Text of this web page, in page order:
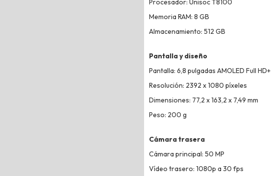
Procesador: Unisoc T8100
Memoria RAM: 8 GB
Almacenamiento: 512 GB
Pantalla y diseño
Pantalla: 6,8 pulgadas AMOLED Full HD+
Resolución: 2392 x 1080 píxeles
Dimensiones: 77,2 x 163,2 x 7,49 mm
Peso: 200 g
Cámara trasera
Cámara principal: 50 MP
Vídeo trasero: 1080p a 30 fps